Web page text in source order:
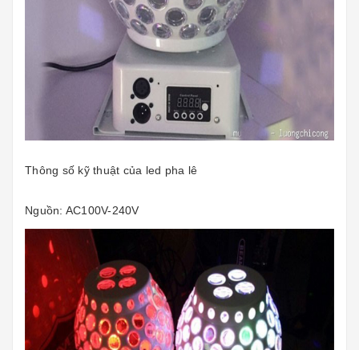
Thông số kỹ thuật của led pha lê
Nguồn: AC100V-240V